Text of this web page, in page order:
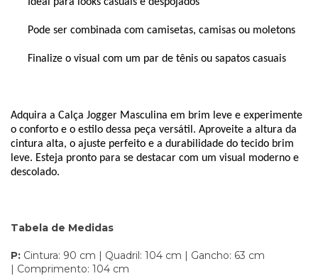
Pode ser combinada com camisetas, camisas ou moletons
Finalize o visual com um par de tênis ou sapatos casuais
Adquira a Calça Jogger Masculina em brim leve e experimente
o conforto e o estilo dessa peça versátil. Aproveite a altura da
cintura alta, o ajuste perfeito e a durabilidade do tecido brim
leve. Esteja pronto para se destacar com um visual moderno e
descolado.
Tabela de Medidas
P: Cintura: 90 cm | Quadril: 104 cm | Gancho: 63 cm
| Comprimento: 104 cm